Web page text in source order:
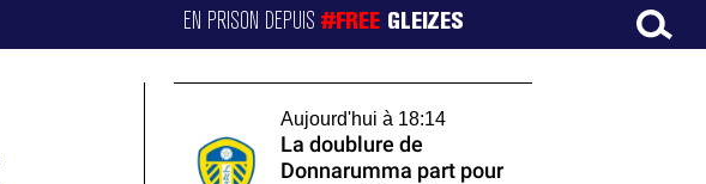
EN PRISON DEPUIS#FREE GLEIZES
Aujourd'hui à 18:14
La doublure de
Donnarumma part pour